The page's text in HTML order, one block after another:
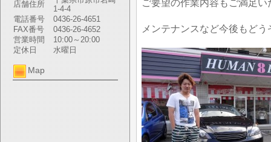
店舗住所
1-4-4
電話番号
0436-26-4651
FAX番号
0436-26-4652
営業時間
10:00～20:00
定休日
水曜日
Map
ご要望の作業内容もご満足
メンテナンスなど今後もど